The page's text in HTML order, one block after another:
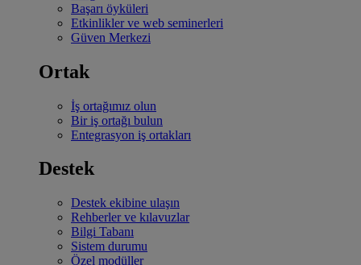
Başarı öyküleri
Etkinlikler ve web seminerleri
Güven Merkezi
Ortak
İş ortağımız olun
Bir iş ortağı bulun
Entegrasyon iş ortakları
Destek
Destek ekibine ulaşın
Rehberler ve kılavuzlar
Bilgi Tabanı
Sistem durumu
Özel modüller